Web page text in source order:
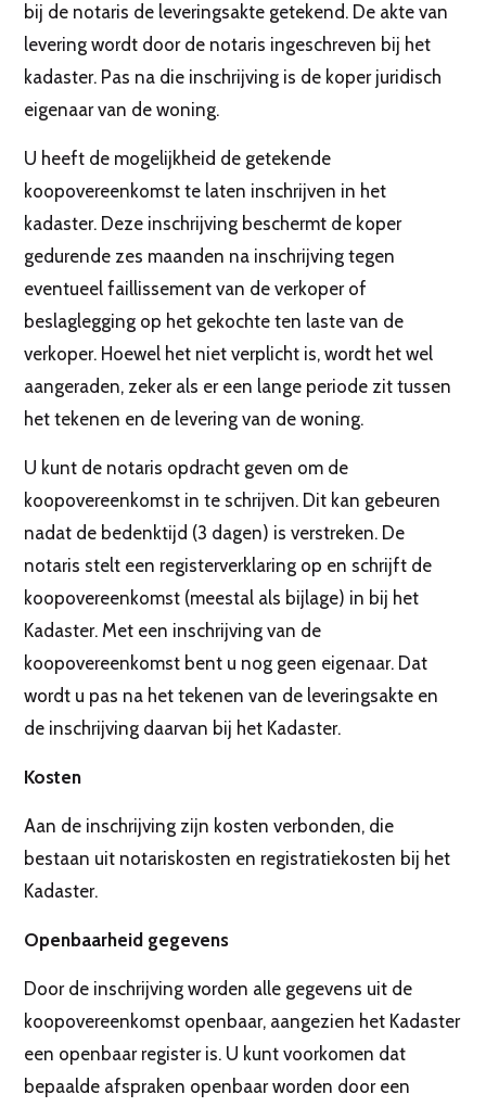
bij de notaris de leveringsakte getekend. De akte van
levering wordt door de notaris ingeschreven bij het
kadaster. Pas na die inschrijving is de koper juridisch
eigenaar van de woning.
U heeft de mogelijkheid de getekende
koopovereenkomst te laten inschrijven in het
kadaster. Deze inschrijving beschermt de koper
gedurende zes maanden na inschrijving tegen
eventueel faillissement van de verkoper of
beslaglegging op het gekochte ten laste van de
verkoper. Hoewel het niet verplicht is, wordt het wel
aangeraden, zeker als er een lange periode zit tussen
het tekenen en de levering van de woning.
U kunt de notaris opdracht geven om de
koopovereenkomst in te schrijven. Dit kan gebeuren
nadat de bedenktijd (3 dagen) is verstreken. De
notaris stelt een registerverklaring op en schrijft de
koopovereenkomst (meestal als bijlage) in bij het
Kadaster. Met een inschrijving van de
koopovereenkomst bent u nog geen eigenaar. Dat
wordt u pas na het tekenen van de leveringsakte en
de inschrijving daarvan bij het Kadaster.
Kosten
Aan de inschrijving zijn kosten verbonden, die
bestaan uit notariskosten en registratiekosten bij het
Kadaster.
Openbaarheid gegevens
Door de inschrijving worden alle gegevens uit de
koopovereenkomst openbaar, aangezien het Kadaster
een openbaar register is. U kunt voorkomen dat
bepaalde afspraken openbaar worden door een